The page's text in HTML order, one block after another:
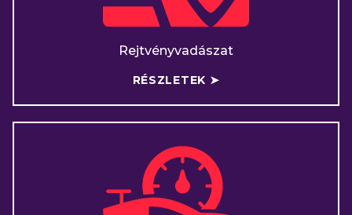
Rejtvényvadászat
RÉSZLETEK ➤